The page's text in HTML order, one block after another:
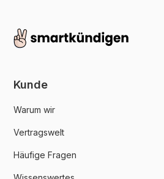
Kunde
Warum wir
Vertragswelt
Häufige Fragen